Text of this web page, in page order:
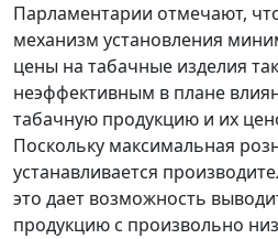
Парламентарии отмечают,
механизм установления
цены на табачные изделия
неэффективным в плане
табачную продукцию и их
Поскольку максимальная
устанавливается
это дает возможность
продукцию с произвольно